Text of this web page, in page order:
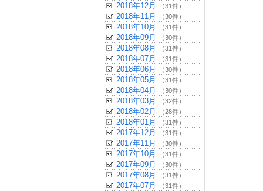
2018年12月 （31件）
2018年11月 （30件）
2018年10月 （31件）
2018年09月 （30件）
2018年08月 （31件）
2018年07月 （31件）
2018年06月 （30件）
2018年05月 （31件）
2018年04月 （30件）
2018年03月 （32件）
2018年02月 （28件）
2018年01月 （31件）
2017年12月 （31件）
2017年11月 （30件）
2017年10月 （31件）
2017年09月 （30件）
2017年08月 （31件）
2017年07月 （31件）